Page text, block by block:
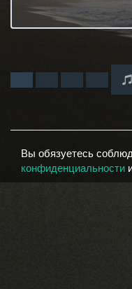
Вы обязуетесь
конфиденциальности